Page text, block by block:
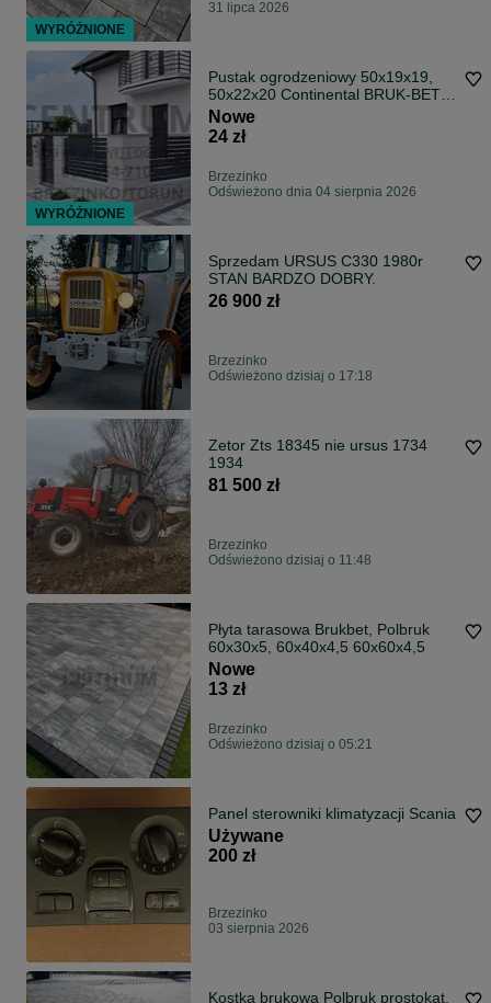
31 lipca 2026
Pustak ogrodzeniowy 50x19x19,
50x22x20 Continental BRUK-BET
Rezydencja
Nowe
24 zł
Brzezinko
Odświeżono dnia 04 sierpnia 2026
Sprzedam URSUS C330 1980r
STAN BARDZO DOBRY.
26 900 zł
Brzezinko
Odświeżono dzisiaj o 17:18
Zetor Zts 18345 nie ursus 1734
1934
81 500 zł
Brzezinko
Odświeżono dzisiaj o 11:48
Płyta tarasowa Brukbet, Polbruk
60x30x5, 60x40x4,5 60x60x4,5
Nowe
13 zł
Brzezinko
Odświeżono dzisiaj o 05:21
Panel sterowniki klimatyzacji Scania
Używane
200 zł
Brzezinko
03 sierpnia 2026
Kostka brukowa Polbruk prostokąt,
WYRÓŻNIONE
WYRÓŻNIONE